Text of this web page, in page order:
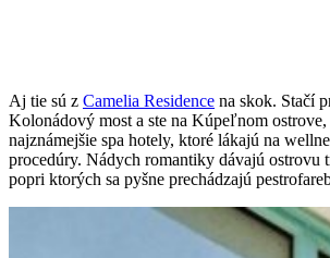
Aj tie sú z Camelia Residence na skok. Stačí
Kolonádový most a ste na Kúpeľnom ostrove,
najznámejšie spa hotely, ktoré lákajú na
procedúry. Nádych romantiky dávajú ostrovu
popri ktorých sa pyšne prechádzajú